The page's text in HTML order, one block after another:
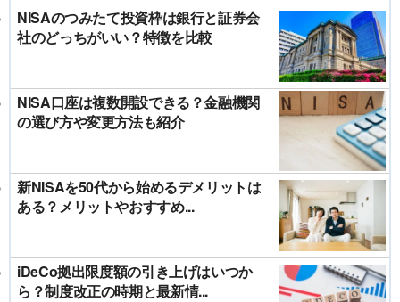
NISAのつみたて投資枠は銀行と証券会
社のどっちがいい？特徴を比較
NISA口座は複数開設できる？金融機関
の選び方や変更方法も紹介
新NISAを50代から始めるデメリットは
ある？メリットやおすすめ...
iDeCo拠出限度額の引き上げはいつか
ら？制度改正の時期と最新情...